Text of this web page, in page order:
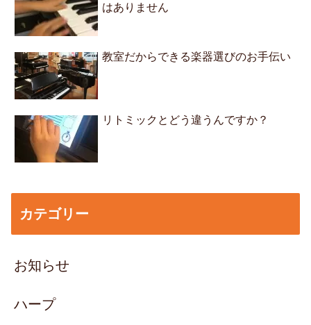
はありません
教室だからできる楽器選びのお手伝い
リトミックとどう違うんですか？
カテゴリー
お知らせ
ハープ